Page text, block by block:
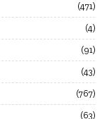
471
4
91
43
767
63